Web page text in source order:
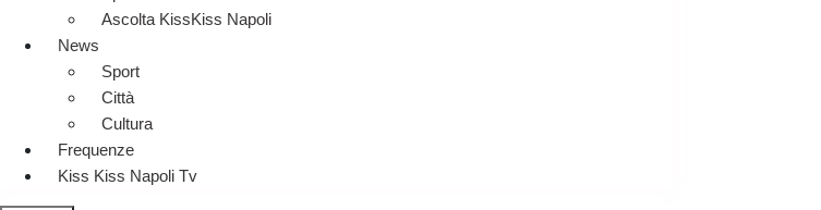
Ascolta KissKiss Napoli
News
Sport
Città
Cultura
Frequenze
Kiss Kiss Napoli Tv